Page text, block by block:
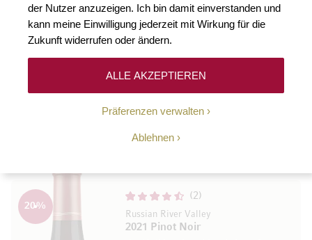
der Nutzer anzuzeigen. Ich bin damit einverstanden und
kann meine Einwilligung jederzeit mit Wirkung für die
Zukunft widerrufen oder ändern.
Präferenzen verwalten
Ablehnen
ALLE AKZEPTIEREN
Seit der Gründung im Jahr 1986 hat sich J Vineyards & Winery einen
Ruf als einer der führenden Schaumweinproduzenten in Kalifornien
ausgeprägte Eleganz sind die Weine aus Sonoma County weithin
2
Russian River Valley
2021 Pinot Noir
20%